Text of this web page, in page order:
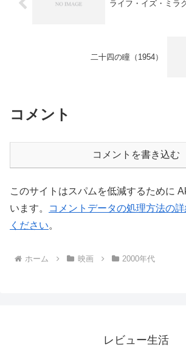
ライフ・イズ・ミラ
二十四の瞳（1954）
コメント
コメントを書き込む
このサイトはスパムを低減するために
います。
コメントデータの処理方法の
ください。
ホーム 映画 2000年代
レビュー生活